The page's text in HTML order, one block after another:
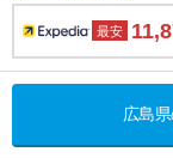
最安
広島